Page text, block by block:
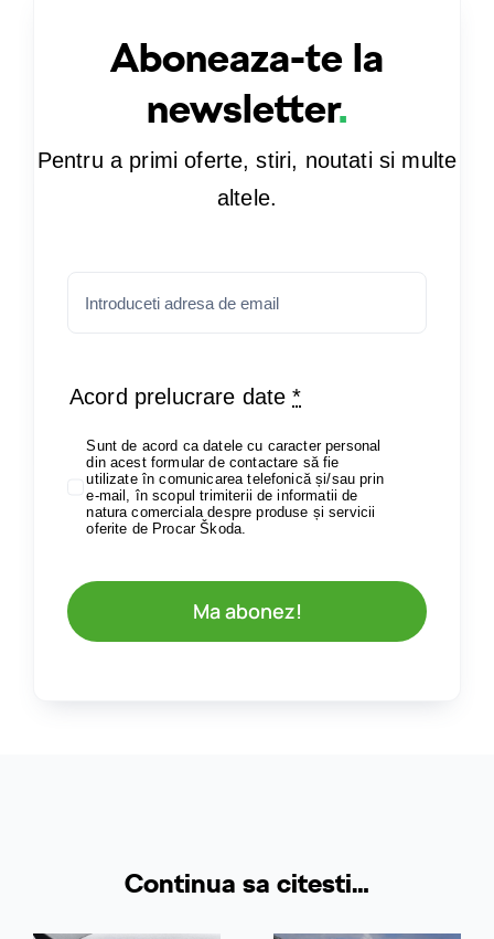
Aboneaza-te la
newsletter.
Pentru a primi oferte, stiri, noutati si multe
altele.
Acord prelucrare date*
Sunt de acord ca datele cu caracter personal
din acest formular de contactare să fie
utilizate în comunicarea telefonică și/sau prin
e-mail, în scopul trimiterii de informatii de
natura comerciala despre produse și servicii
oferite de Procar Škoda.
Ma abonez!
Continua sa citesti…